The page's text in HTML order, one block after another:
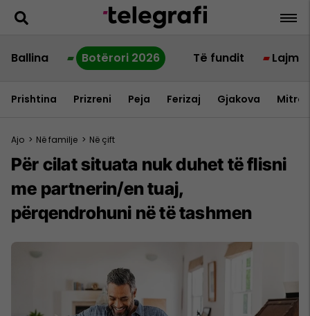
Ballina Botërori 2026 Të fundit Lajme
Prishtina Prizreni Peja Ferizaj Gjakova
Ajo > Në familje > Në çift
Për cilat situata nuk duhet të flisni
me partnerin/en tuaj,
përqendrohuni në të tashmen